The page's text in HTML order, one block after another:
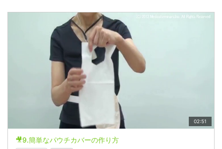
02:51
🎥9.簡単なパウチカバーの作り方